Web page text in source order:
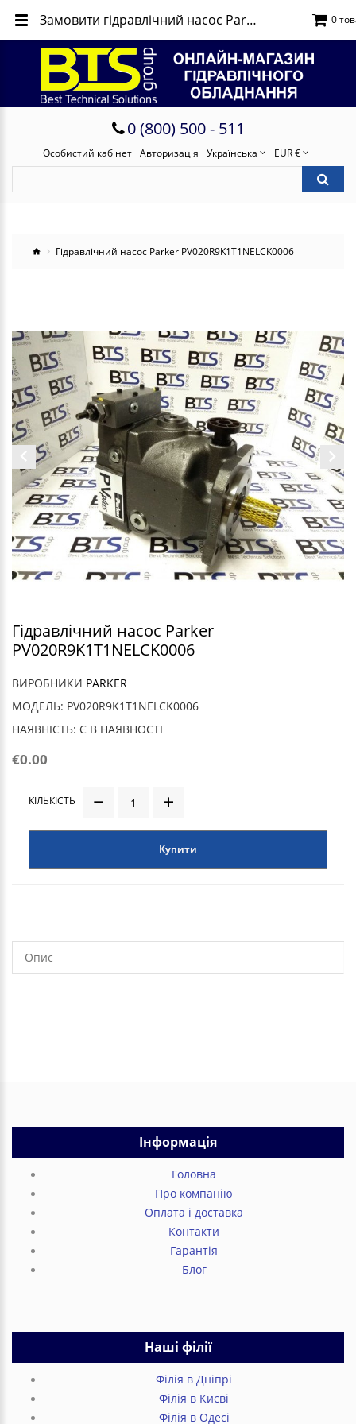
0 (800) 500 - 511
Особистий кабінет Авторизація Українська EUR €
0
Гідравлічний насос Parker PV020R9K1T1NELCK0006
Гідравлічний насос Parker
PV020R9K1T1NELCK0006
ВИРОБНИКИ PARKER
МОДЕЛЬ: PV020R9K1T1NELCK0006
НАЯВНІСТЬ: Є В НАЯВНОСТІ
€0.00
КІЛЬКІСТЬ
Купити
Опис
Інформація
Головна
Про компанію
Оплата і доставка
Контакти
Гарантія
Блог
Наші філії
Філія в Дніпрі
Філія в Києві
Філія в Одесі
Замовити гідравлічний насос Parker PV020R9K1T1NELCK0006